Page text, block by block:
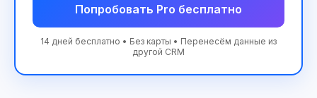
Попробовать Pro бесплатно
14 дней бесплатно • Без карты • Перенесём данные из
другой CRM